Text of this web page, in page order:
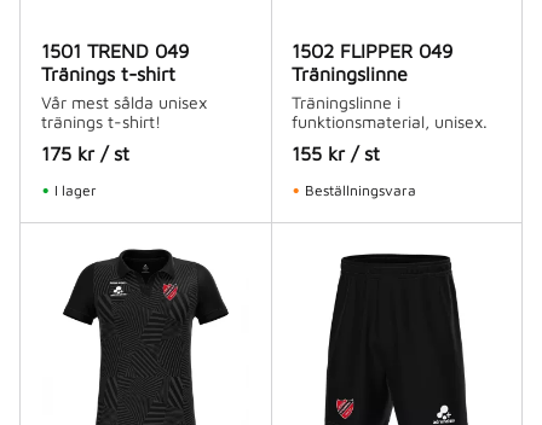
1501 TREND 049
Tränings t-shirt
Vår mest sålda unisex
tränings t-shirt!
175kr / st
I lager
1502 FLIPPER 049
Träningslinne
Träningslinne i
funktionsmaterial, unisex.
155 kr / st
Beställningsvara